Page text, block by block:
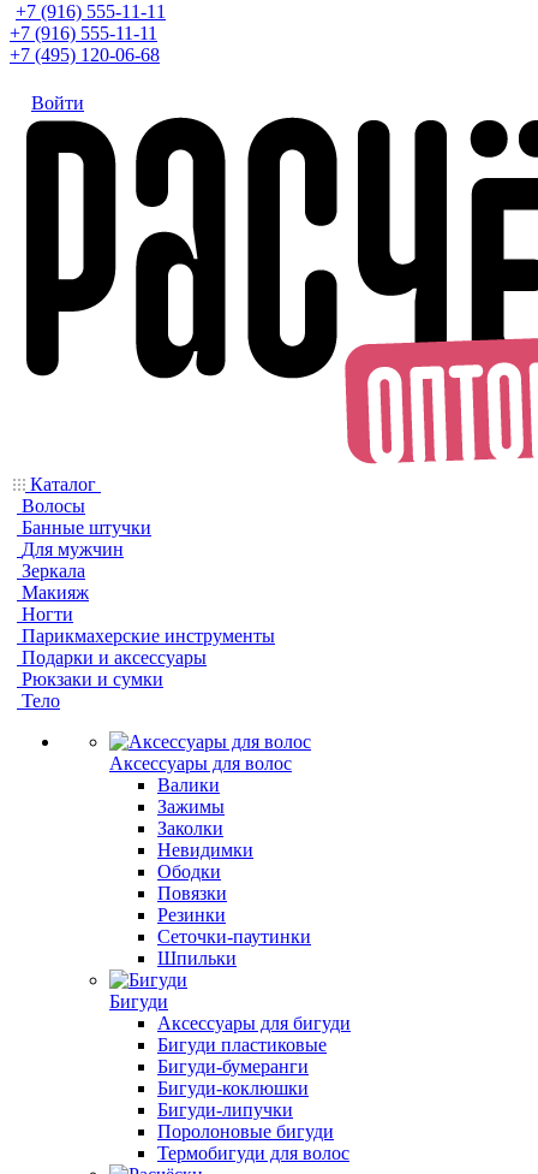
+7 (916) 555-11-11
+7 (916) 555-11-11
+7 (495) 120-06-68
Войти
Каталог
Волосы
Банные штучки
Для мужчин
Зеркала
Макияж
Ногти
Парикмахерские инструменты
Подарки и аксессуары
Рюкзаки и сумки
Тело
Аксессуары для волос
Валики
Зажимы
Заколки
Невидимки
Ободки
Повязки
Резинки
Сеточки-паутинки
Шпильки
Бигуди
Аксессуары для бигуди
Бигуди пластиковые
Бигуди-бумеранги
Бигуди-коклюшки
Бигуди-липучки
Поролоновые бигуди
Термобигуди для волос